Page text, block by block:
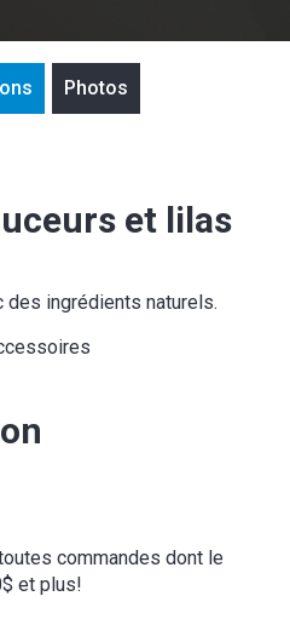
Photos
et lilas
des ingrédients naturels.
commandes dont le
et plus!